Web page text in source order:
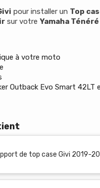
pour installer un Top
sur votre Yamaha
à votre moto
Outback Evo Smart 42LT
de top case Givi 2019-